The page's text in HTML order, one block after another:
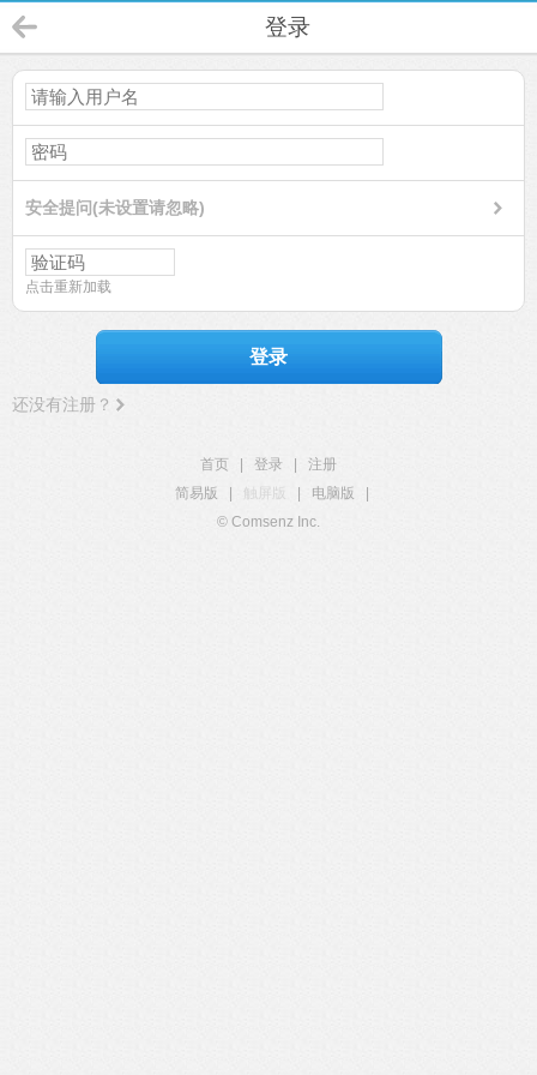
登录
安全提问(未设置请忽略)
点击重新加载
登录
还没有注册？
首页 登录
注册
简易版
触屏版 电脑版
© Comsenz Inc.